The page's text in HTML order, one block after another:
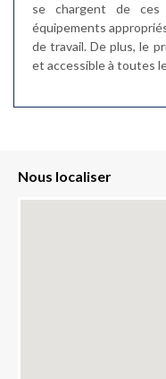
se chargent de
équipements
de travail. De plus, le
et accessible à toutes
Nous localiser